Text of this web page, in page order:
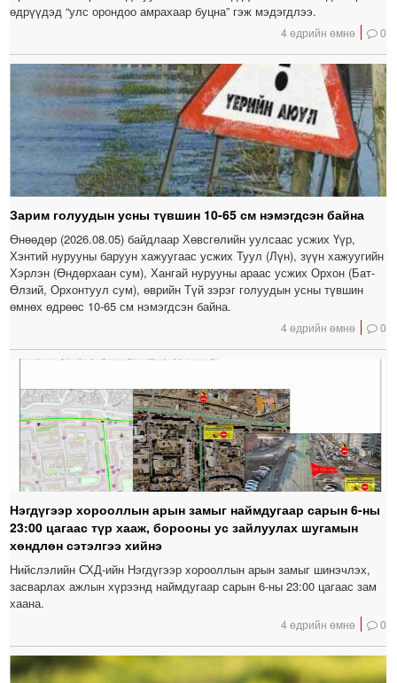
өдрүүдэд “улс орондоо амрахаар буцна” гэж мэдэгдлээ.
4 өдрийн өмнө 0
Зарим голуудын усны түвшин 10-65 см нэмэгдсэн байна
Өнөөдөр (2026.08.05) байдлаар Хөвсгөлийн уулсаас усжих Үүр,
Хэнтий нурууны баруун хажуугаас усжих Туул (Лүн), зүүн хажуугийн
Хэрлэн (Өндөрхаан сум), Хангай нурууны араас усжих Орхон (Бат-
Өлзий, Орхонтуул сум), өврийн Түй зэрэг голуудын усны түвшин
өмнөх өдрөөс 10-65 см нэмэгдсэн байна.
4 өдрийн өмнө 0
Нэгдүгээр хорооллын арын замыг наймдугаар сарын 6-ны
23:00 цагаас түр хааж, борооны ус зайлуулах шугамын
хөндлөн сэтэлгээ хийнэ
Нийслэлийн СХД-ийн Нэгдүгээр хорооллын арын замыг шинэчлэх,
засварлах ажлын хүрээнд наймдугаар сарын 6-ны 23:00 цагаас зам
хаана.
4 өдрийн өмнө 0